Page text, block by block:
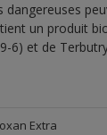
un produit
6) et de
Extra